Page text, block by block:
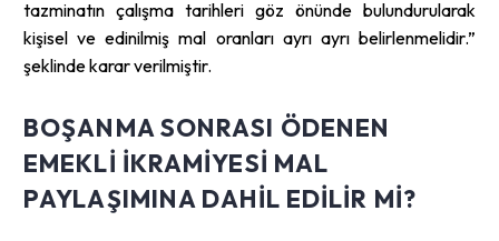
tazminatın çalışma tarihleri göz önünde bulundurularak
kişisel ve edinilmiş mal oranları ayrı ayrı belirlenmelidir.”
şeklinde karar verilmiştir.
BOŞANMA SONRASI ÖDENEN
EMEKLI IKRAMIYESI MAL
PAYLAŞIMINA DAHIL EDILIR MI?